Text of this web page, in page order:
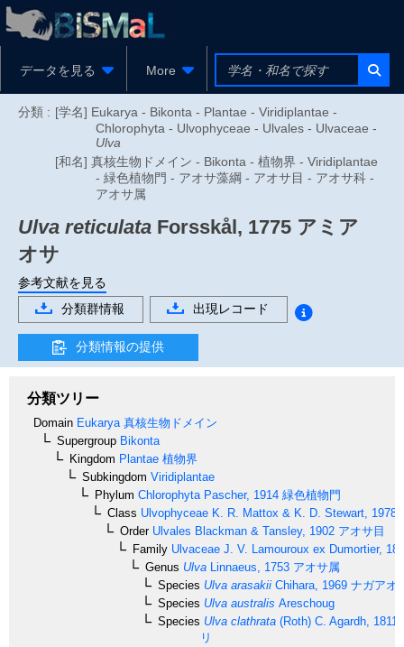
データを見る More
分類 : [学名] Eukarya - Bikonta - Plantae - Viridiplantae -
Chlorophyta - Ulvophyceae - Ulvales - Ulvaceae -
Ulva
[和名] 真核生物ドメイン - Bikonta - 植物界 - Viridiplantae
- 緑色植物門 - アオサ藻綱 - アオサ目 - アオサ科 -
アオサ属
Ulva reticulata Forsskål, 1775 アミア
オサ
参考文献を見る
分類群情報
出現レコード
分類情報の提供
分類ツリー
Domain Eukarya 真核生物ドメイン
Supergroup Bikonta
Kingdom Plantae 植物界
Subkingdom Viridiplantae
Phylum Chlorophyta Pascher, 1914 緑色植物門
Class Ulvophyceae K. R. Mattox & K. D. Stewart, 1978
OrderUlvales Blackman & Tansley, 1902 アオサ目
Family Ulvaceae J. V. Lamouroux ex Dumortier,
Genus Ulva Linnaeus, 1753 アオサ属
Species Ulva arasakii Chihara, 1969 ナガアオ
Species Ulva australis Areschoug
Species Ulva clathrata (Roth) C. Agardh, 1811
リ